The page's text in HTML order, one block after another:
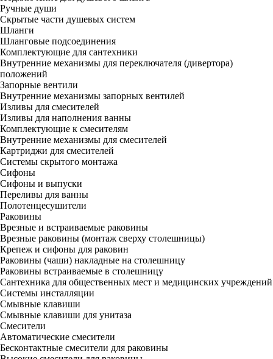
Ручные души
Скрытые части душевых систем
Шланги
Шланговые подсоединения
Комплектующие для сантехники
Внутренние механизмы для переключателя (дивертора)
положений
Запорные вентили
Внутренние механизмы запорных вентилей
Изливы для смесителей
Изливы для наполнения ванны
Комплектующие к смесителям
Внутренние механизмы для смесителей
Картриджи для смесителей
Системы скрытого монтажа
Сифоны
Сифоны и выпуски
Переливы для ванны
Полотенцесушители
Раковины
Врезные и встраиваемые раковины
Врезные раковины (монтаж сверху столешницы)
Крепеж и сифоны для раковин
Раковины (чаши) накладные на столешницу
Раковины встраиваемые в столешницу
Сантехника для общественных мест и медицинских учреждений
Системы инсталляции
Смывные клавиши
Смывные клавиши для унитаза
Смесители
Автоматические смесители
Бесконтактные смесители для раковины